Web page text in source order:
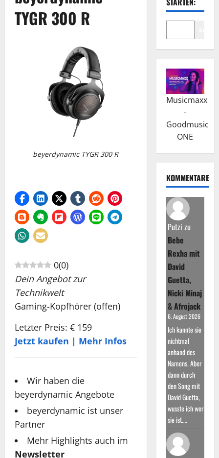
TYGR 300 R
beyerdynamic TYGR 300 R
0(0)
Dein Angebot zur
Technikwelt
Gaming-Kopfhörer (offen)
Letzter Preis: € 159
Jetzt kaufen | Mehr Infos
Wir haben die
beyerdynamic Angebote
beyerdynamic ist unser
Partner
Mehr Highlights auch im
Newsletter
Musicmaxx
-
Goodmusic
ONE
KOMMENTARE
Putzi zu
Bebe
Rexha mit
David
Guetta,
Nicki Minaj
& Afrojack
6. August 2026
Ich kannte sie
nichtmal
anhand des
Namens. Aber
dann durch
den Song mit
David Guetta,
wusste ich wer
sie ist.…